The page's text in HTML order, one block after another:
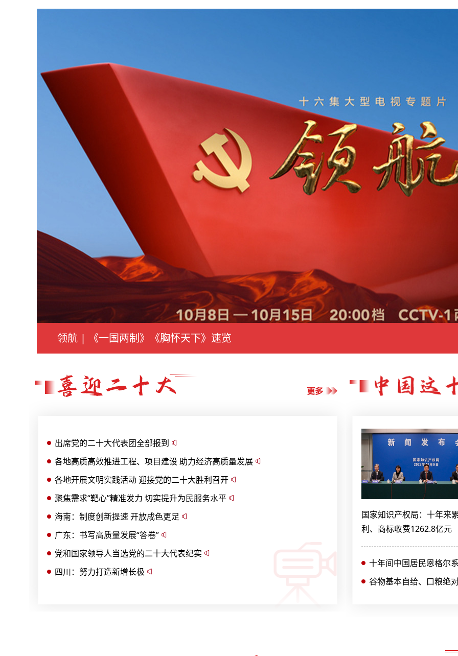
领航 | 《一国两制》《胸怀天下》速览
出席党的二十大代表团全部报到
各地高质高效推进工程、项目建设 助力经济高质量发展
各地开展文明实践活动 迎接党的二十大胜利召开
聚焦需求“靶心”精准发力 切实提升为民服务水平
海南：制度创新提速 开放成色更足
广东：书写高质量发展“答卷”
党和国家领导人当选党的二十大代表纪实
四川：努力打造新增长极
国家知识产权局：十年来
利、商标收费1262.8亿元
十年间中国居民恩格尔
谷物基本自给、口粮绝